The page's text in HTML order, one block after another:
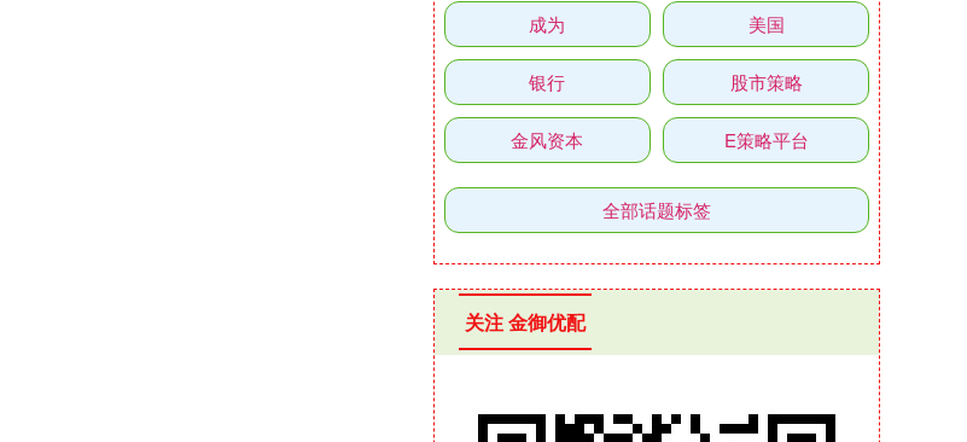
成为 美国
银行 股市策略
金风资本 E策略平台
全部话题标签
关注 金御优配